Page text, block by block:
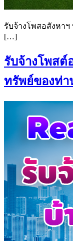
รับจ้างโพสอสังหา
[…]
รับจ้างโพสต์
ทรัพย์ของท่า